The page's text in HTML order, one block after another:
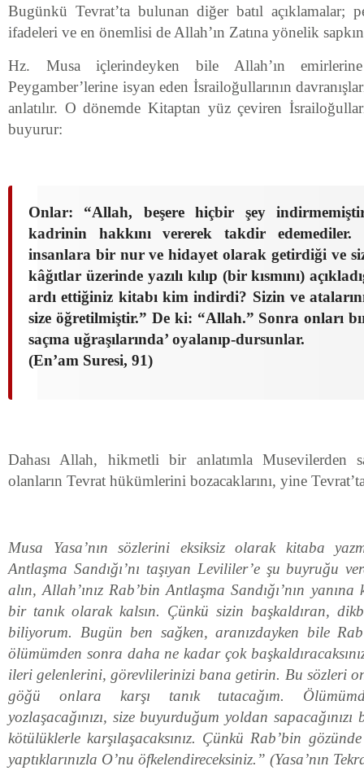
Bugünkü Tevrat’ta bulunan diğer batıl açıklamalar;
ifadeleri ve en önemlisi de Allah’ın Zatına yönelik
Hz. Musa içlerindeyken bile Allah’ın
Peygamber’lerine isyan eden İsrailoğullarının
anlatılır. O dönemde Kitaptan yüz çeviren
buyurur:
Onlar: “Allah, beşere hiçbir şey
kadrinin hakkını vererek takdir edemediler.
insanlara bir nur ve hidayet olarak getirdiği ve
kâğıtlar üzerinde yazılı kılıp (bir kısmını)
ardı ettiğiniz kitabı kim indirdi? Sizin ve
size öğretilmiştir.” De ki: “Allah.” Sonra onları
saçma uğraşılarında’ oyalanıp-dursunlar.
(En’am Suresi, 91)
Dahası Allah, hikmetli bir anlatımla Musevilerden
olanların Tevrat hükümlerini bozacaklarını, yine
Musa Yasa’nın sözlerini eksiksiz olarak kitaba
Antlaşma Sandığı’nı taşıyan Levililer’e şu buyruğu
alın, Allah’ınız Rab’bin Antlaşma Sandığı’nın
bir tanık olarak kalsın. Çünkü sizin başkaldıran,
biliyorum. Bugün ben sağken, aranızdayken bile
ölümümden sonra daha ne kadar çok
ileri gelenlerini, görevlilerinizi bana getirin. Bu sözleri
göğü onlara karşı tanık tutacağım.
yozlaşacağınızı, size buyurduğum yoldan
kötülüklerle karşılaşacaksınız. Çünkü Rab’bin
yaptıklarınızla O’nu öfkelendireceksiniz.” (Yasa’nın